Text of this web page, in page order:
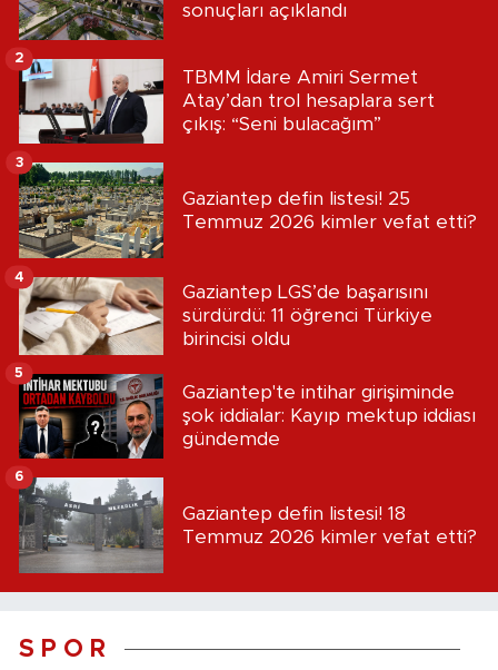
sonuçları açıklandı
TBMM İdare Amiri Sermet
Atay’dan trol hesaplara sert
çıkış: “Seni bulacağım”
2
Gaziantep defin listesi! 25
Temmuz 2026 kimler vefat etti?
3
Gaziantep LGS’de başarısını
sürdürdü: 11 öğrenci Türkiye
birincisi oldu
4
Gaziantep'te intihar girişiminde
şok iddialar: Kayıp mektup iddiası
gündemde
5
Gaziantep defin listesi! 18
Temmuz 2026 kimler vefat etti?
6
S P O R